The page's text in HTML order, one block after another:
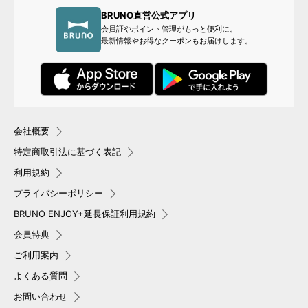
BRUNO直営公式アプリ
会員証やポイント管理がもっと便利に。
最新情報やお得なクーポンもお届けします。
会社概要
特定商取引法に基づく表記
利用規約
プライバシーポリシー
BRUNO ENJOY+延長保証利用規約
会員特典
ご利用案内
よくある質問
お問い合わせ